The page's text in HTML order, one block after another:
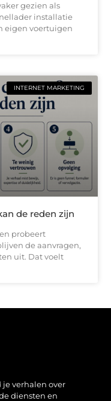
gezien als
installatie
eigen voertuigen
INTERNET MARKETING
de reden zijn
probeert
de aanvragen,
uit. Dat voelt
verhalen over
diensten en